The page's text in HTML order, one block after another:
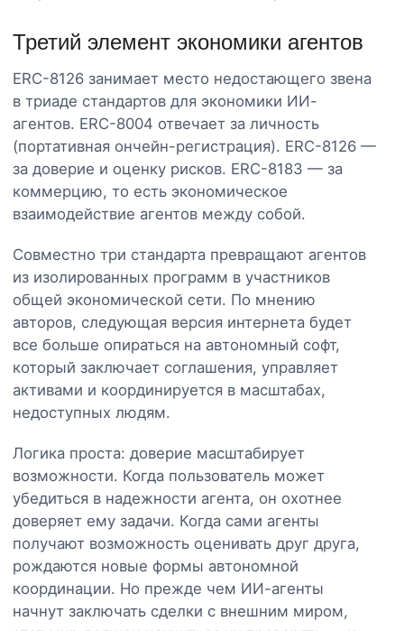
Третий элемент экономики агентов
ERC-8126 занимает место недостающего звена
в триаде стандартов для экономики ИИ-
агентов. ERC-8004 отвечает за личность
(портативная ончейн-регистрация). ERC-8126 —
за доверие и оценку рисков. ERC-8183 — за
коммерцию, то есть экономическое
взаимодействие агентов между собой.
Совместно три стандарта превращают агентов
из изолированных программ в участников
общей экономической сети. По мнению
авторов, следующая версия интернета будет
все больше опираться на автономный софт,
который заключает соглашения, управляет
активами и координируется в масштабах,
недоступных людям.
Логика проста: доверие масштабирует
возможности. Когда пользователь может
убедиться в надежности агента, он охотнее
доверяет ему задачи. Когда сами агенты
получают возможность оценивать друг друга,
рождаются новые формы автономной
координации. Но прежде чем ИИ-агенты
начнут заключать сделки с внешним миром,